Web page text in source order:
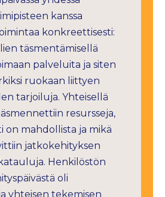
kanssa
konkreettisesti:
täsmentämisellä
palveluita ja siten
ruokaan liittyen
tarjoiluja. Yhteisellä
resursseja,
on mahdollista ja mikä
jatkokehityksen
Henkilöstön
oli
yhteisen tekemisen